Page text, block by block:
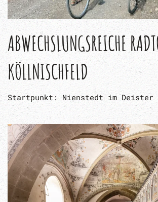
ABWECHSLUNGSREICHE
KÖLLNISCHFELD
Startpunkt: Nienstedt im Deister